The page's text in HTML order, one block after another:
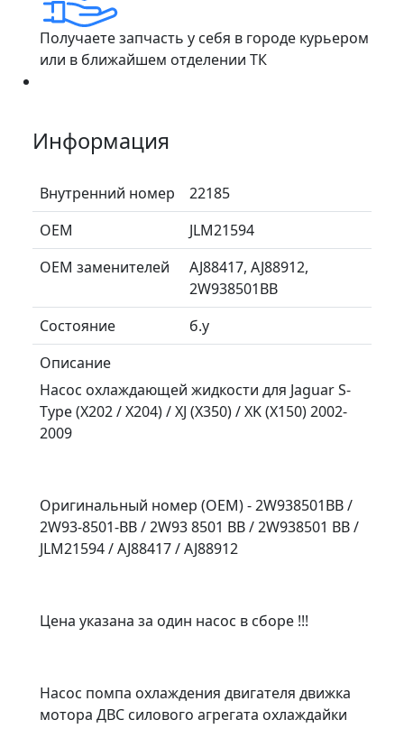
Получаете запчасть у себя в городе курьером
или в ближайшем отделении ТК
Информация
Внутренний номер
22185
ОЕМ
JLM21594
ОЕМ заменителей
AJ88417, AJ88912,
2W938501BB
Состояние
б.у
Описание
Насос охлаждающей жидкости для Jaguar S-
Type (X202 / X204) / XJ (X350) / XK (X150) 2002-
2009
Оригинальный номер (OEM) - 2W938501BB /
2W93-8501-BB / 2W93 8501 BB / 2W938501 BB /
JLM21594 / AJ88417 / AJ88912
Цена указана за один насос в сборе !!!
Насос помпа охлаждения двигателя движка
мотора ДВС силового агрегата охлаждайки